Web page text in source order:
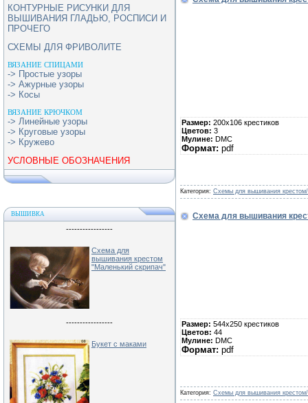
КОНТУРНЫЕ РИСУНКИ ДЛЯ
ВЫШИВАНИЯ ГЛАДЬЮ, РОСПИСИ И
ПРОЧЕГО
СХЕМЫ ДЛЯ ФРИВОЛИТЕ
ВЯЗАНИЕ СПИЦАМИ
-> Простые узоры
-> Ажурные узоры
-> Косы
ВЯЗАНИЕ КРЮЧКОМ
-> Линейные узоры
-> Круговые узоры
-> Кружево
УСЛОВНЫЕ ОБОЗНАЧЕНИЯ
ВЫШИВКА
-----------------
Схема для
вышивания крестом
"Маленький скрипач"
-----------------
Букет с маками
Размер: 200х106 крестиков
Цветов: 3
Мулине: DMC
Формат: pdf
Категория: Схемы для вышивания
Схема для вышивания
Размер: 544х250 крестиков
Цветов: 44
Мулине: DMC
Формат: pdf
Категория: Схемы для вышивания